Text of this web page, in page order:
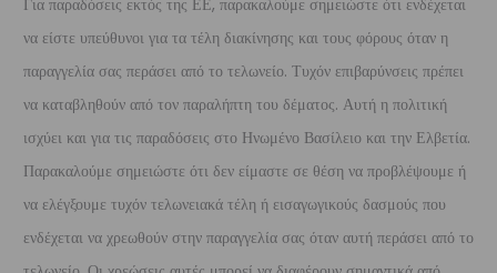
Για παραδόσεις εκτός της ΕΕ, παρακαλούμε σημειώστε ότι ενδέχεται
να είστε υπεύθυνοι για τα τέλη διακίνησης και τους φόρους όταν η
παραγγελία σας περάσει από το τελωνείο. Τυχόν επιβαρύνσεις πρέπει
να καταβληθούν από τον παραλήπτη του δέματος. Αυτή η πολιτική
ισχύει και για τις παραδόσεις στο Ηνωμένο Βασίλειο και την Ελβετία.
Παρακαλούμε σημειώστε ότι δεν είμαστε σε θέση να προβλέψουμε ή
να ελέγξουμε τυχόν τελωνειακά τέλη ή εισαγωγικούς δασμούς που
ενδέχεται να χρεωθούν στην παραγγελία σας όταν αυτή περάσει από το